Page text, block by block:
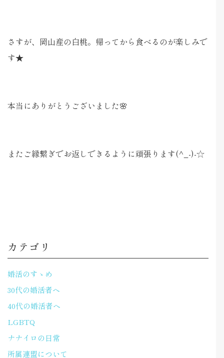
さすが、岡山産の白桃。帰ってから食べるのが楽しみで
す★
本当にありがとうございました🌸
またご縁繋ぎでお返しできるように頑張ります(^_-)-☆
カテゴリ
婚活のすゝめ
30代の婚活者へ
40代の婚活者へ
LGBTQ
ナナイロの日常
所属連盟について